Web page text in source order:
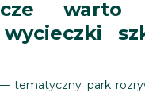
warto
wycieczki
tematyczny park